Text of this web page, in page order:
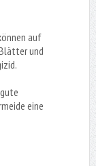
auf
und
eine